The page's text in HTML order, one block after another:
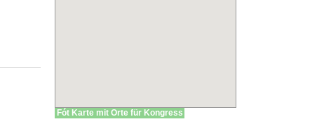
Fót Karte mit Orte für Kongress